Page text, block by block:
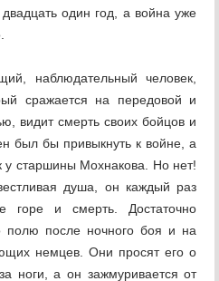
один год, а война уже
наблюдательный человек,
сражается на передовой и
видит смерть своих бойцов и
был бы привыкнуть к войне, а
у старшины Мохнакова. Но нет!
душа, он каждый раз
горе и смерть. Достаточно
полю после ночного боя и на
немцев. Они просят его о
ноги, а он зажмуривается от